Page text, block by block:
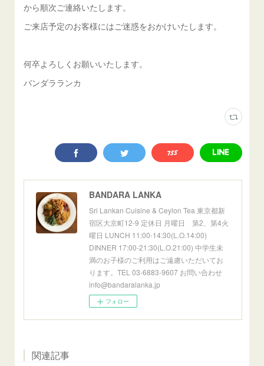
から順次ご連絡いたします。
ご来店予定のお客様にはご迷惑をおかけいたします。
何卒よろしくお願いいたします。
バンダラランカ
BANDARA LANKA
Sri Lankan Cuisine & Ceylon Tea 東京都新
宿区大京町12-9 定休日 月曜日 第2、第4火
曜日 LUNCH 11:00-14:30(L.O.14:00)
DINNER 17:00-21:30(L.O.21:00) 中学生未
満のお子様のご利用はご遠慮いただいてお
ります。TEL 03-6883-9607 お問い合わせ
info@bandaralanka.jp
フォロー
関連記事